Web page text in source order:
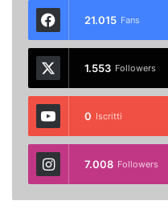
21.015 Fans
1.553 Followers
0 Iscritti
7.008 Followers